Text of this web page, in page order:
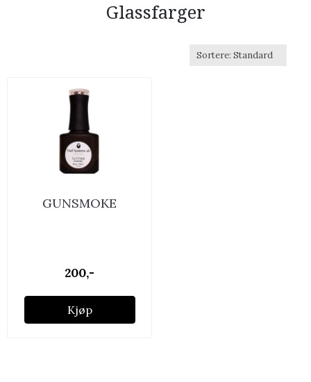
Glassfarger
GUNSMOKE
200,-
Kjøp